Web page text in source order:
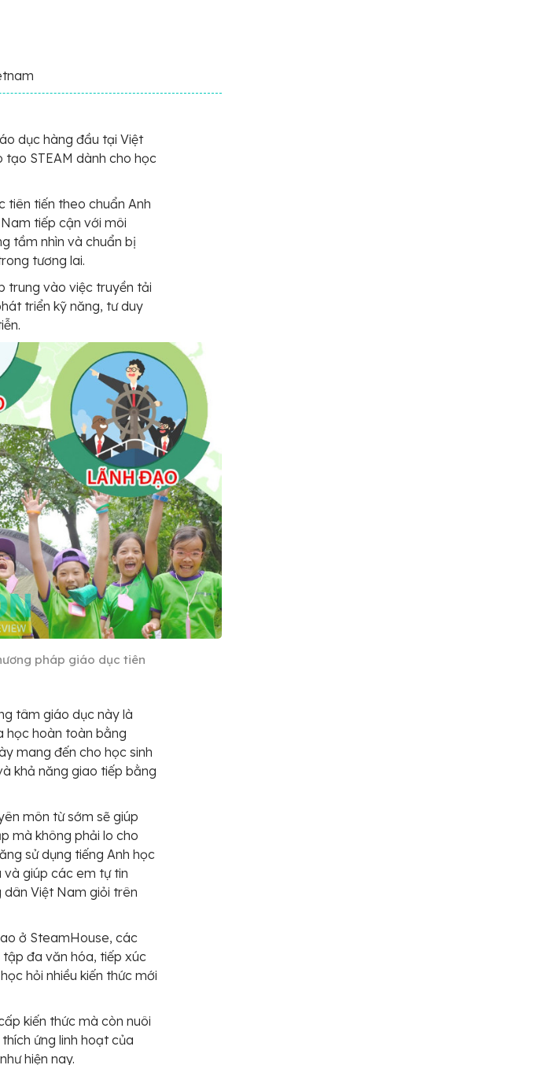
dục hàng đầu tại Việt
STEAM dành cho học
tiên tiến theo chuẩn Anh
tiếp cận với môi
tầm nhìn và chuẩn bị
tương lai.
trung vào việc truyền tải
triển kỹ năng, tư duy
pháp giáo dục tiên
tâm giáo dục này là
học hoàn toàn bằng
mang đến cho học sinh
khả năng giao tiếp bằng
môn từ sớm sẽ giúp
mà không phải lo cho
sử dụng tiếng Anh học
và giúp các em tự tin
Việt Nam giỏi trên
ở SteamHouse, các
đa văn hóa, tiếp xúc
hỏi nhiều kiến thức mới
kiến thức mà còn nuôi
ứng linh hoạt của
hiện nay.